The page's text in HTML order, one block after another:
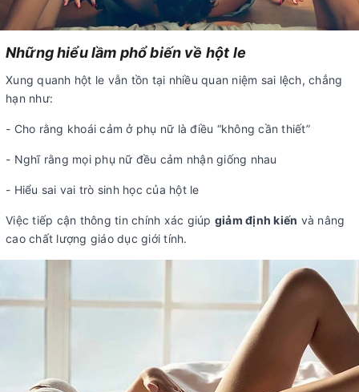
Những hiểu lầm phổ biến về hột le
Xung quanh hột le vẫn tồn tại nhiều quan niệm sai lệch, chẳng
hạn như:
- Cho rằng khoái cảm ở phụ nữ là điều “không cần thiết”
- Nghĩ rằng mọi phụ nữ đều cảm nhận giống nhau
- Hiểu sai vai trò sinh học của hột le
Việc tiếp cận thông tin chính xác giúp giảm định kiến và nâng
cao chất lượng giáo dục giới tính.